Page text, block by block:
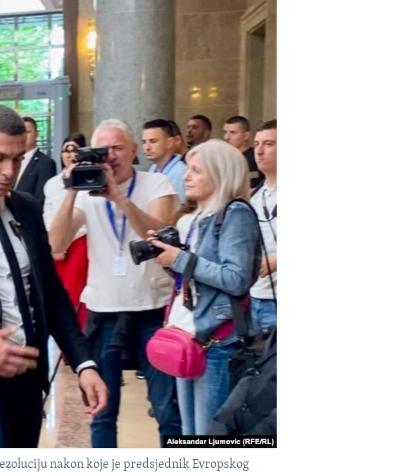
nakon koje je predsjednik Evropskog